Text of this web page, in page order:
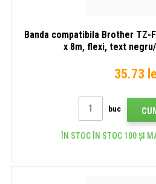
Banda compatibila Brother TZ-
x 8m, flexi, text
35.73
buc
ÎN STOC ÎN STOC 100 ȘI